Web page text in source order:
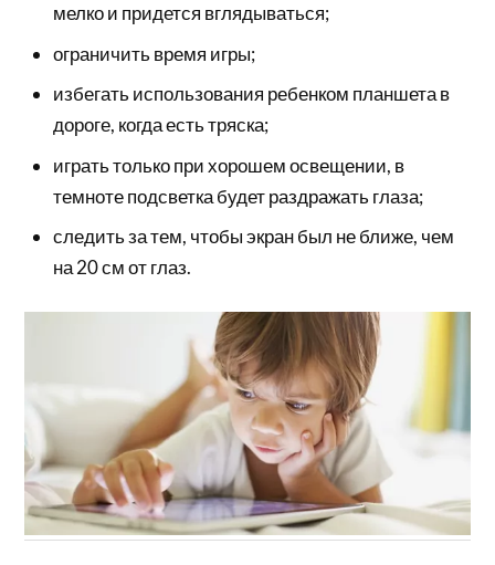
мелко и придется вглядываться;
ограничить время игры;
избегать использования ребенком планшета в
дороге, когда есть тряска;
играть только при хорошем освещении, в
темноте подсветка будет раздражать глаза;
следить за тем, чтобы экран был не ближе, чем
на 20 см от глаз.